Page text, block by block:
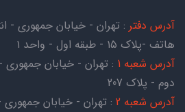
آدرس دفتر : تهران - خیابان جمهوری -
هاتف -پلاک ۱۵ - طبقه اول - واحد ۱
آدرس شعبه 1
: تهران - خیابان جمهوری
دوم - پلاک 207
آدرس شعبه 2
: تهران - خیابان